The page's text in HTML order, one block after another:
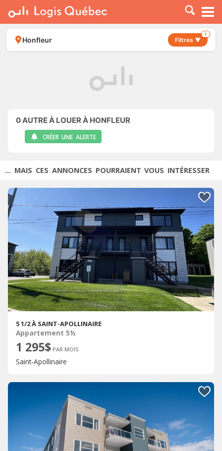
À LOUER
À VENDRE
PLACER UNE ANNONCE
Honfleur Filtres ▼
1
0AUTRE À LOUER À HONFLEUR
CRÉER UNE ALERTE
... MAIS CES ANNONCES POURRAIENT VOUS INTÉRESSER
5 1/2 À SAINT-APOLLINAIRE
Appartement 5½
1 295$ PAR MOIS
Saint-Apollinaire